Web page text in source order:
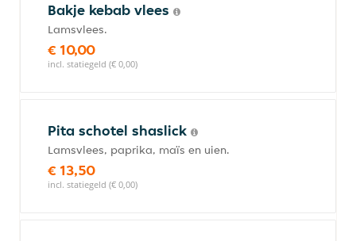
Bakje kebab vlees
Lamsvlees.
€ 10,00
incl. statiegeld (€ 0,00)
Pita schotel shaslick
Lamsvlees, paprika, maïs en uien.
€ 13,50
incl. statiegeld (€ 0,00)